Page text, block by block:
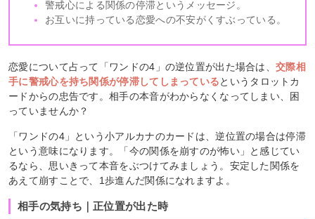
警戒心による関係の停滞というメッセージ。
お互いに持っている恋愛への不安がくすぶっている。
恋愛について占って「ワンドの4」の逆位置が出た場合は、交際相
手に警戒心を持ち関係が停滞してしまっているというタロットカ
ードからの忠告です。相手の本音がわからなくなってしまい、困
っていませんか？
「ワンドの4」という小アルカナのカードは、逆位置の場合は停滞
という意味になります。「今の関係を崩すのが怖い」と感じてい
るなら、思いきって本音をぶつけてみましょう。安定した関係を
あえて崩すことで、1歩進んだ関係になれますよ。
相手の気持ち｜正位置が出た時